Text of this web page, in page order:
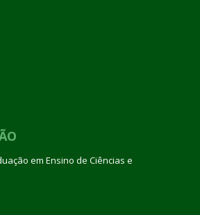
em Ensino de Ciências e